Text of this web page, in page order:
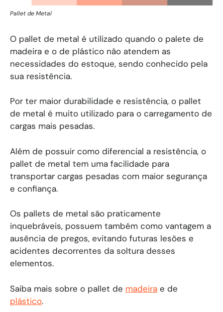
Pallet de Metal
O pallet de metal é utilizado quando o palete de
madeira e o de plástico não atendem as
necessidades do estoque, sendo conhecido pela
sua resistência.
Por ter maior durabilidade e resistência, o pallet
de metal é muito utilizado para o carregamento de
cargas mais pesadas.
Além de possuir como diferencial a resistência, o
pallet de metal tem uma facilidade para
transportar cargas pesadas com maior segurança
e confiança.
Os pallets de metal são praticamente
inquebráveis, possuem também como vantagem a
ausência de pregos, evitando futuras lesões e
acidentes decorrentes da soltura desses
elementos.
Saiba mais sobre o pallet de madeira e de
plástico.